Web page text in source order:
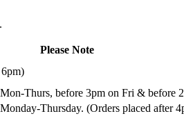
Please Note
Thurs, before 3pm on Fri & before
Thursday. (Orders placed after